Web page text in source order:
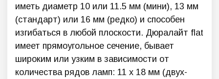
иметь диаметр 10 или 11.5 мм (мини), 13 мм
(стандарт) или 16 мм (редко) и способен
изгибаться в любой плоскости. Дюралайт flat
имеет прямоугольное сечение, бывает
широким или узким в зависимости от
количества рядов ламп: 11 х 18 мм (двух-